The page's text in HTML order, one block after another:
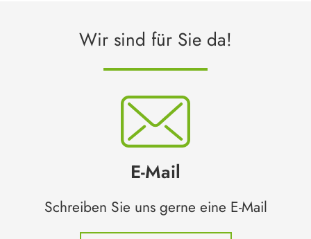
Wir sind für Sie da!
E-Mail
Schreiben Sie uns gerne eine E-Mail